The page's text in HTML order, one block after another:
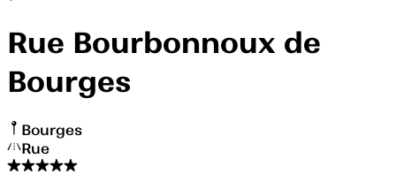
Rue Bourbonnoux de
Bourges
Bourges
Rue